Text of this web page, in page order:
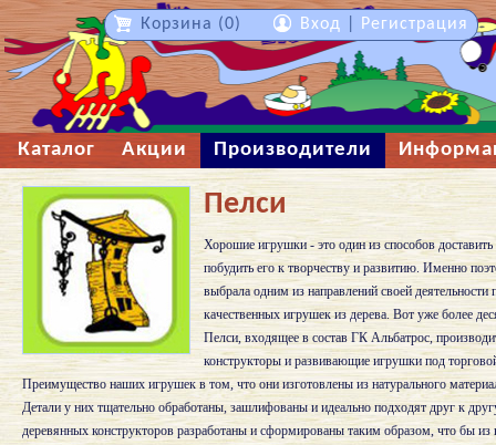
Каталог Акции Производители
Пелси
Хорошие игрушки - это один из способов доставить
побудить его к творчеству и развитию. Именно
выбрала одним из направлений своей деятельности
качественных игрушек из дерева. Вот уже более
Пелси, входящее в состав ГК Альбатрос,
конструкторы и развивающие игрушки под
Преимущество наших игрушек в том, что они изготовлены из натурального
Детали у них тщательно обработаны, зашлифованы и идеально подходят друг к
деревянных конструкторов разработаны и сформированы таким образом, что бы
Корзина (0) Вход Регистрация